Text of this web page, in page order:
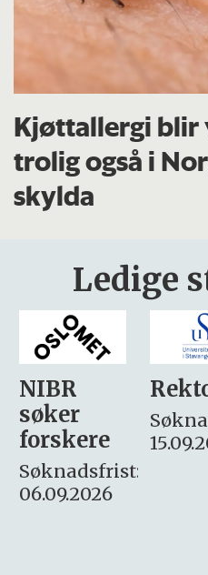
Kjøttallergi blir
trolig også i
skylda
Ledige
Rektor
Søknadsfrist:
15.09.2026